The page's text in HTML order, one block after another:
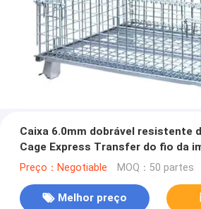
Caixa 6.0mm dobrável resistente
Cage Express Transfer do fio da
Preço：Negotiable MOQ：50 partes
Melhor preço